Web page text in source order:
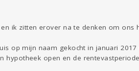
ik zitten erover na te denken om ons
op mijn naam gekocht in januari
hypotheek open en de